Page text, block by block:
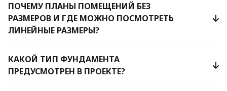
ПОЧЕМУ ПЛАНЫ ПОМЕЩЕНИЙ БЕЗ
РАЗМЕРОВ И ГДЕ МОЖНО ПОСМОТРЕТЬ
ЛИНЕЙНЫЕ РАЗМЕРЫ?
КАКОЙ ТИП ФУНДАМЕНТА
ПРЕДУСМОТРЕН В ПРОЕКТЕ?